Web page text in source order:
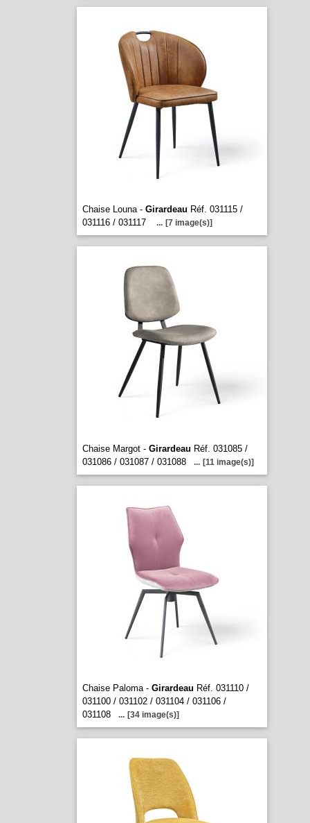
Chaise Louna - Girardeau Réf. 031115 /
031116 / 031117
... [7 image(s)]
Chaise Margot - Girardeau Réf. 031085 /
031086 / 031087 / 031088
... [11 image(s)]
Chaise Paloma - Girardeau Réf. 031110 /
031100 / 031102 / 031104 / 031106 /
031108
... [34 image(s)]